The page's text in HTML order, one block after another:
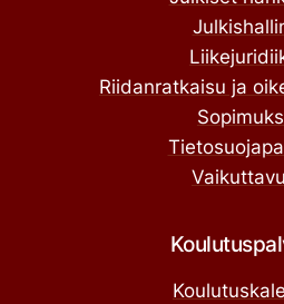
Riidanratkaisu ja